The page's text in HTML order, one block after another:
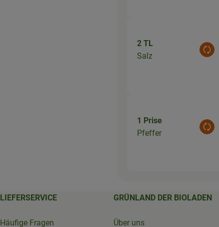
2 TL
Salz
1 Prise
Pfeffer
LIEFERSERVICE
Häufige Fragen
GRÜNLAND DER BIOLADEN
Über uns